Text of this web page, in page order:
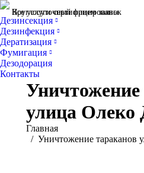
Все услуги сертифицированы
Круглосуточный прием заявок
Дезинсекция
Дезинфекция
Дератизация
Фумигация
Дезодорация
Контакты
Уничтожение
улица Олеко
Вы здесь:
Главная
Уничтожение тараканов